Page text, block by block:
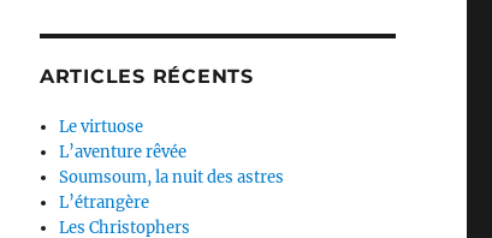
ARTICLES RÉCENTS
Le virtuose
L’aventure rêvée
Soumsoum, la nuit des astres
L’étrangère
Les Christophers